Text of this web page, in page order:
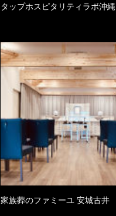
タップホスピタリティラボ沖縄
家族葬のファミーユ 安城古井